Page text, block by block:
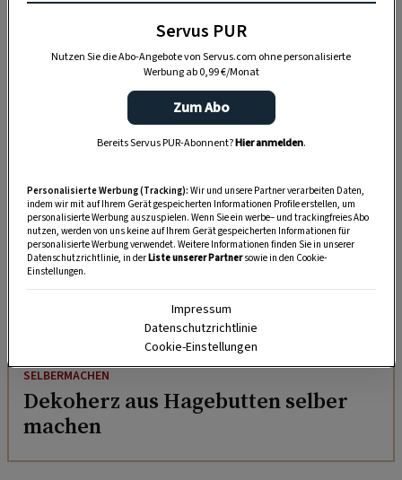
Für die Birkenlichter werden aus einem passenden Ast
etwa 20 Zentimeter große Stücke geschnitten. Die
Vertiefungen für die Teelichter müssen gefräst werden.
DAS KÖNNTE SIE AUCH INTERESSIEREN
SELBERMACHEN
Dekoherz aus Hagebutten selber
machen
Servus PUR
Nutzen Sie die Abo-Angebote von Servus.com ohne personalisierte
Werbung ab 0,99 €/Monat
Zum Abo
Bereits Servus PUR-Abonnent?Hier anmelden.
Personalisierte Werbung (Tracking): Wir und unsere Partner verarbeiten Daten,
indem wir mit auf Ihrem Gerät gespeicherten Informationen Profile erstellen, um
personalisierte Werbung auszuspielen. Wenn Sie ein werbe– und trackingfreies Abo
nutzen, werden von uns keine auf Ihrem Gerät gespeicherten Informationen für
personalisierte Werbung verwendet. Weitere Informationen finden Sie in unserer
Datenschutzrichtlinie, in derListe unserer Partnersowie in den Cookie-
Einstellungen.
Impressum
Datenschutzrichtlinie
Cookie-Einstellungen